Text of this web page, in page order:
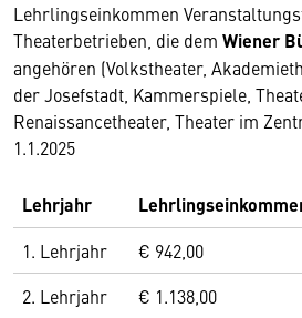
Lehrlingseinkommen
Theaterbetrieben, die dem Wiener
angehören (Volkstheater,
der Josefstadt, Kammerspiele,
Renaissancetheater, Theater im
1.1.2025
Lehrjahr
1. Lehrjahr
€ 942,00
2. Lehrjahr
€ 1.138,00